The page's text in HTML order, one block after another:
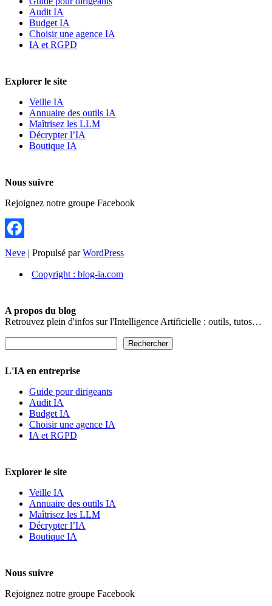
Audit IA
Budget IA
Choisir une agence IA
IA et RGPD
Explorer le site
Veille IA
Annuaire des outils IA
Maîtrisez les LLM
Décrypter l’IA
Boutique IA
Nous suivre
Rejoignez notre groupe Facebook
Facebook
Neve | Propulsé parWordPress
Copyright : blog-ia.com
A propos du blog
Retrouvez plein d'infos sur l'Intelligence Artificielle : outils, tutos…
Rechercher
L'IA en entreprise
Guide pour dirigeants
Audit IA
Budget IA
Choisir une agence IA
IA et RGPD
Explorer le site
Veille IA
Annuaire des outils IA
Maîtrisez les LLM
Décrypter l’IA
Boutique IA
Nous suivre
Rejoignez notre groupe Facebook